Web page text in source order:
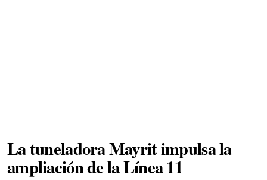
La tuneladora Mayrit impulsa la
ampliación de la Línea 11